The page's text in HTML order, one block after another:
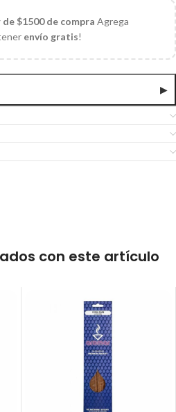
$1500 de compra Agrega
envío gratis!
▶
con este artículo